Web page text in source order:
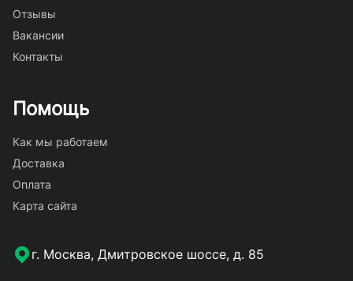
Отзывы
Вакансии
Контакты
Помощь
Как мы работаем
Доставка
Оплата
Карта сайта
г. Москва, Дмитровское шоссе, д. 85